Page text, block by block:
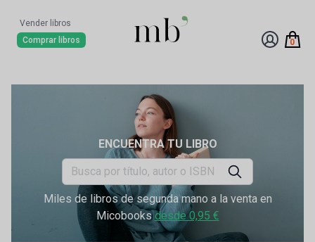
Vender libros
Comprar libros
0
ENCUENTRA TU LIBRO
Miles de libros de segunda mano a la venta en
Micobooksdesde 0,95 €